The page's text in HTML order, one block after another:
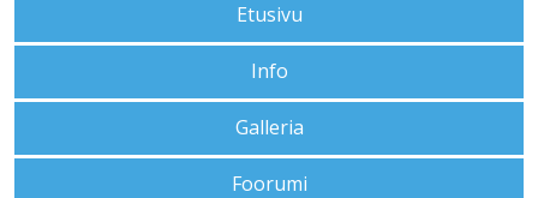
Etusivu
Info
Galleria
Foorumi